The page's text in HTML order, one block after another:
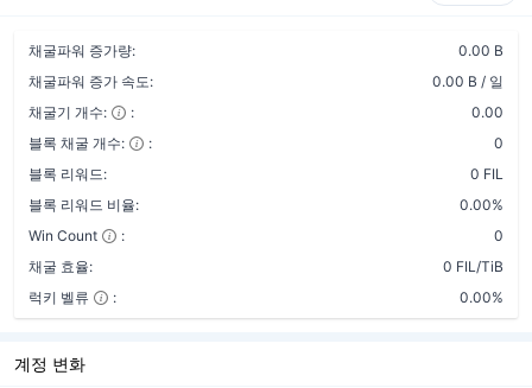
채굴파워 증가량:
0.00 B
채굴파워 증가 속도:
0.00 B / 일
채굴기 개수:
:
0.00
블록 채굴 개수:
:
0
블록 리워드:
0 FIL
블록 리워드 비율:
0.00%
Win Count
:
0
채굴 효율:
0 FIL/TiB
럭키 벨류
: 0.00%
계정 변화